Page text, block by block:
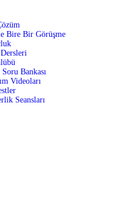
Bire Bir Görüşme
Bankası
Videoları
Seansları